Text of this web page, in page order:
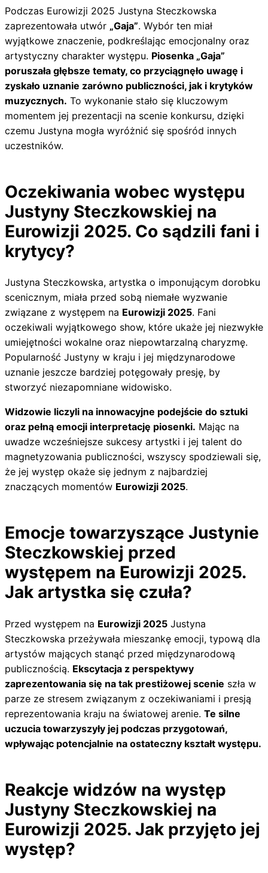
Podczas Eurowizji 2025 Justyna Steczkowska
zaprezentowała utwór „Gaja”. Wybór ten miał
wyjątkowe znaczenie, podkreślając emocjonalny oraz
artystyczny charakter występu. Piosenka „Gaja”
poruszała głębsze tematy, co przyciągnęło uwagę i
zyskało uznanie zarówno publiczności, jak i krytyków
muzycznych. To wykonanie stało się kluczowym
momentem jej prezentacji na scenie konkursu, dzięki
czemu Justyna mogła wyróżnić się spośród innych
uczestników.
Oczekiwania wobec występu
Justyny Steczkowskiej na
Eurowizji 2025. Co sądzili fani i
krytycy?
Justyna Steczkowska, artystka o imponującym dorobku
scenicznym, miała przed sobą niemałe wyzwanie
związane z występem na Eurowizji 2025. Fani
oczekiwali wyjątkowego show, które ukaże jej niezwykłe
umiejętności wokalne oraz niepowtarzalną charyzmę.
Popularność Justyny w kraju i jej międzynarodowe
uznanie jeszcze bardziej potęgowały presję, by
stworzyć niezapomniane widowisko.
Widzowie liczyli na innowacyjne podejście do sztuki
oraz pełną emocji interpretację piosenki. Mając na
uwadze wcześniejsze sukcesy artystki i jej talent do
magnetyzowania publiczności, wszyscy spodziewali się,
że jej występ okaże się jednym z najbardziej
znaczących momentów Eurowizji 2025.
Emocje towarzyszące Justynie
Steczkowskiej przed
występem na Eurowizji 2025.
Jak artystka się czuła?
Przed występem na Eurowizji 2025 Justyna
Steczkowska przeżywała mieszankę emocji, typową dla
artystów mających stanąć przed międzynarodową
publicznością. Ekscytacja z perspektywy
zaprezentowania się na tak prestiżowej scenie szła w
parze ze stresem związanym z oczekiwaniami i presją
reprezentowania kraju na światowej arenie. Te silne
uczucia towarzyszyły jej podczas przygotowań,
wpływając potencjalnie na ostateczny kształt występu.
Reakcje widzów na występ
Justyny Steczkowskiej na
Eurowizji 2025. Jak przyjęto jej
występ?